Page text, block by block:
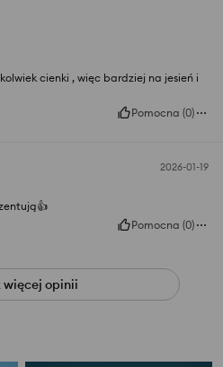
cienki , więc bardziej na jesień i
Pomocna (0)
2026-01-19
Pomocna (0)
więcej opinii